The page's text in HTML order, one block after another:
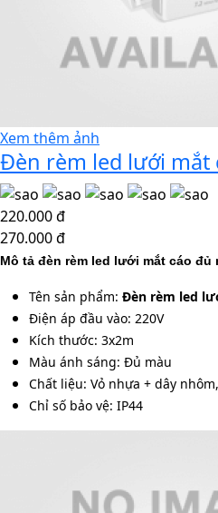
Xem thêm ảnh
Đèn rèm led lưới mắt
220.000 đ
270.000 đ
Mô tả đèn rèm led lưới mắt cáo đủ
Tên sản phẩm: Đèn rèm led
Điện áp đầu vào: 220V
Kích thước: 3x2m
Màu ánh sáng: Đủ màu
Chất liệu: Vỏ nhựa + dây
Chỉ số bảo vệ: IP44